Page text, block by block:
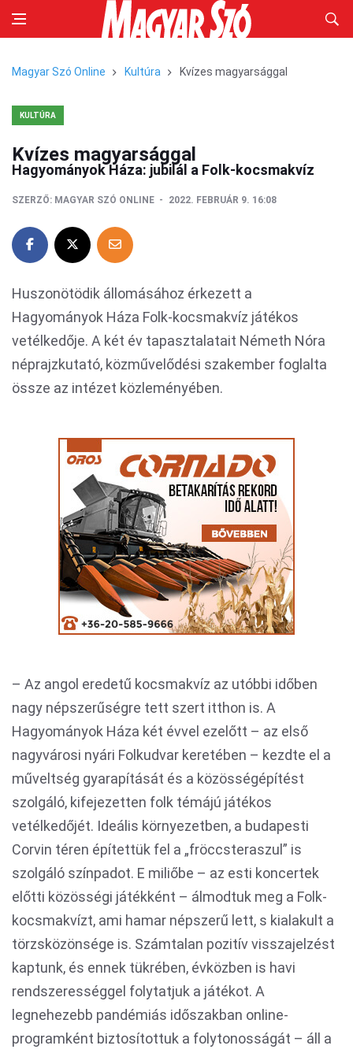
Magyar Szó Online Kultúra Kvízes magyarsággal
KULTÚRA
Kvízes magyarsággal
Hagyományok Háza: jubilál a Folk-kocsmakvíz
SZERZŐ: MAGYAR SZÓ ONLINE 2022. FEBRUÁR 9. 16:08
Huszonötödik állomásához érkezett a
Hagyományok Háza Folk-kocsmakvíz játékos
vetélkedője. A két év tapasztalatait Németh Nóra
néprajzkutató, közművelődési szakember foglalta
össze az intézet közleményében.
– Az angol eredetű kocsmakvíz az utóbbi időben
nagy népszerűségre tett szert itthon is. A
Hagyományok Háza két évvel ezelőtt – az első
nagyvárosi nyári Folkudvar keretében – kezdte el a
műveltség gyarapítását és a közösségépítést
szolgáló, kifejezetten folk témájú játékos
vetélkedőjét. Ideális környezetben, a budapesti
Corvin téren építettük fel a „fröccsteraszul” is
szolgáló színpadot. E miliőbe – az esti koncertek
előtti közösségi játékként – álmodtuk meg a Folk-
kocsmakvízt, ami hamar népszerű lett, s kialakult a
törzsközönsége is. Számtalan pozitív visszajelzést
kaptunk, és ennek tükrében, évközben is havi
rendszerességgel folytatjuk a játékot. A
legnehezebb pandémiás időszakban online-
programként biztosítottuk a folytonosságát – áll a